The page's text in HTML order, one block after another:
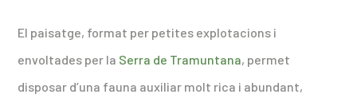
El paisatge, format per petites explotacions i
envoltades per la Serra de Tramuntana, permet
disposar d’una fauna auxiliar molt rica i abundant,